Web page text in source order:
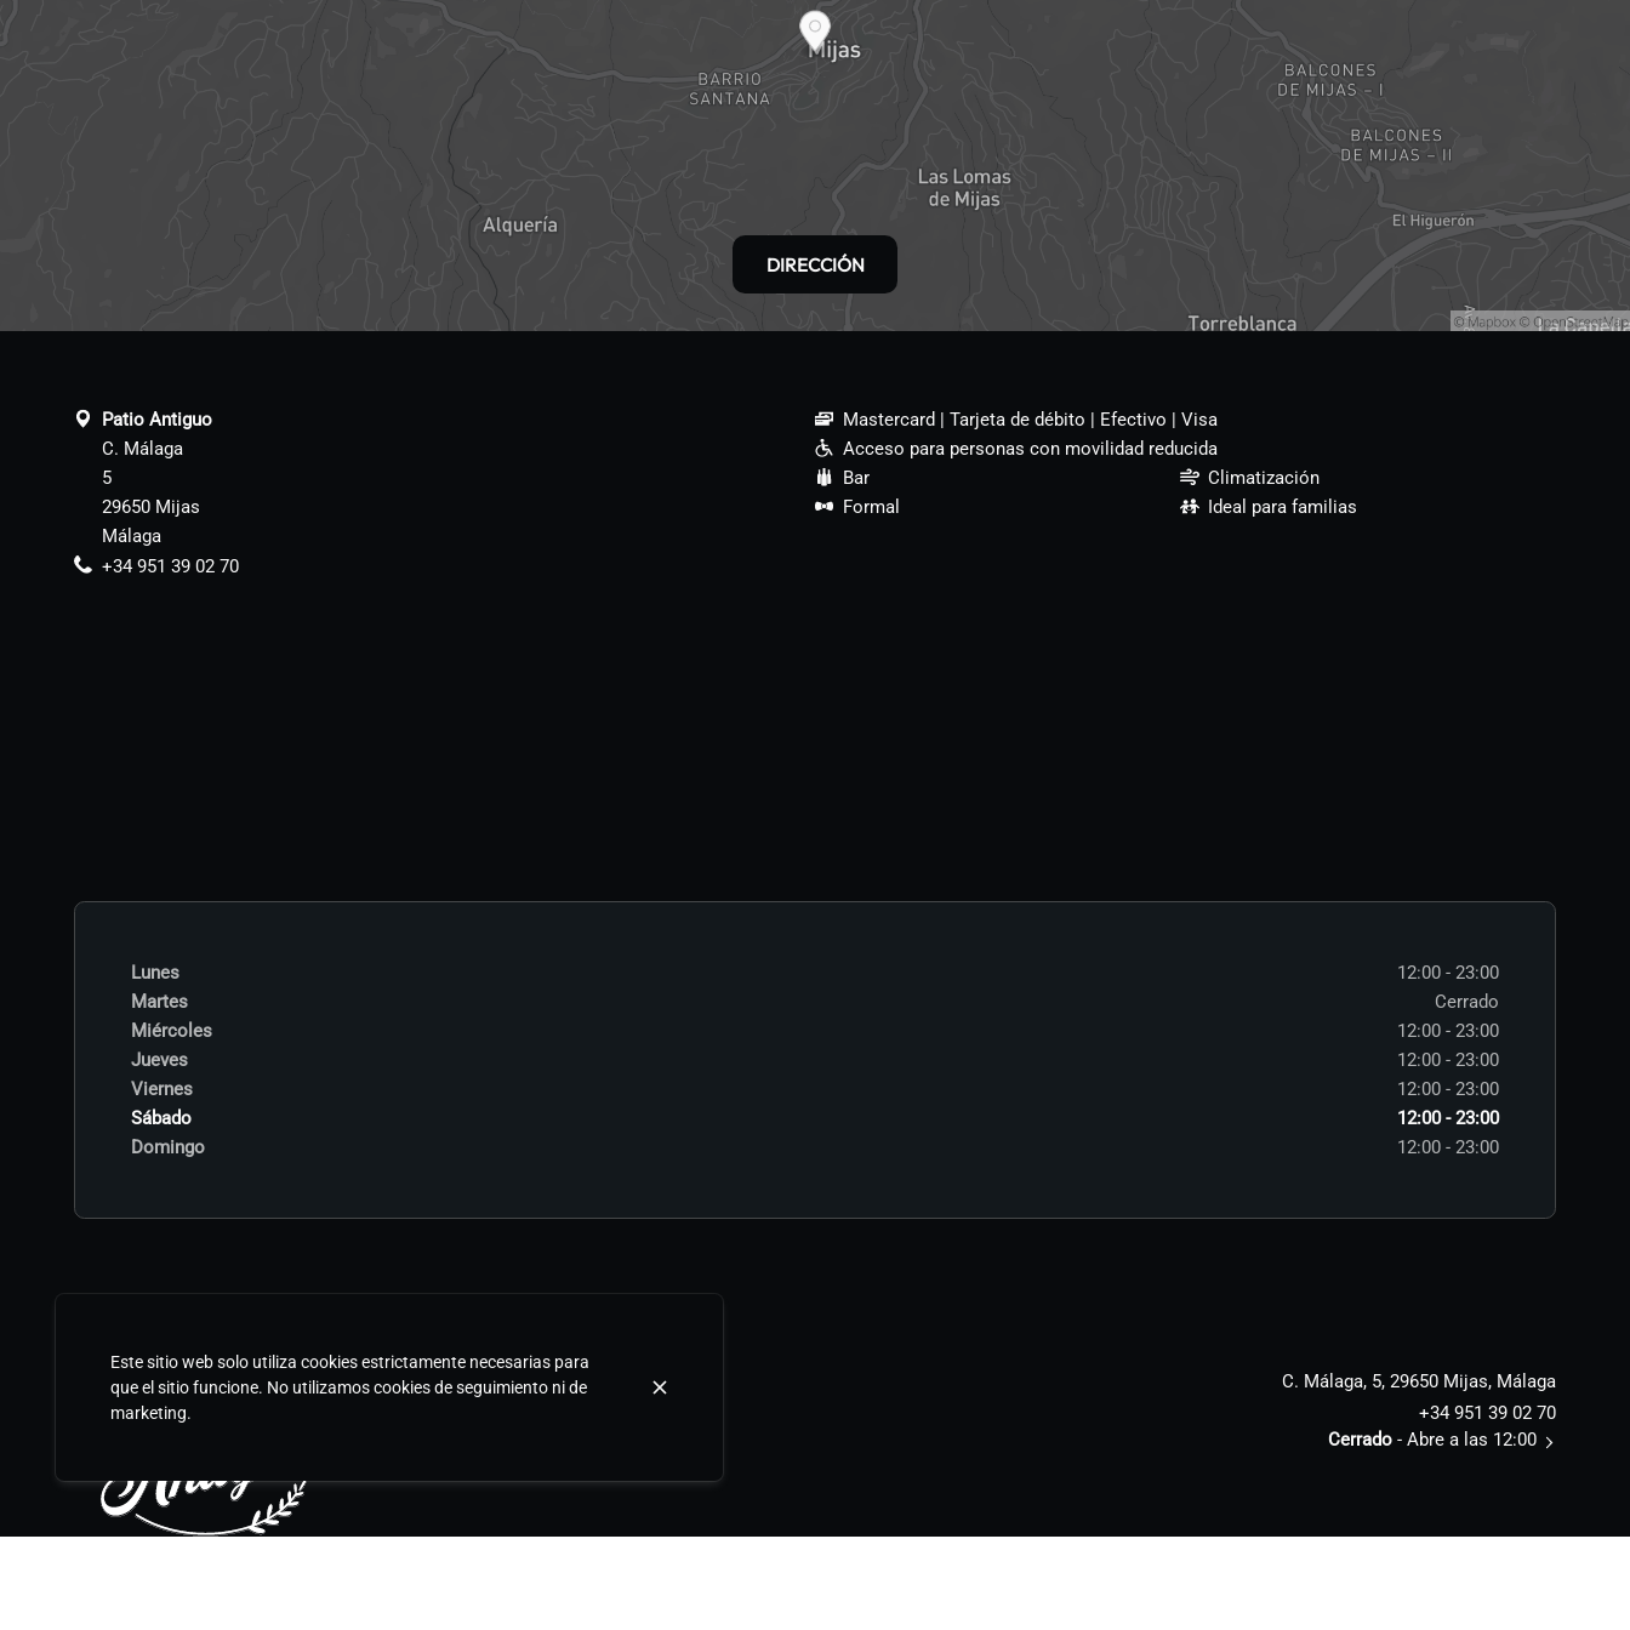
DIRECCIÓN
Patio Antiguo
C. Málaga
5
29650 Mijas
Málaga
+34 951 39 02 70
Mastercard Tarjeta de débito Efectivo
Visa
Acceso para personas con movilidad reducida
Bar
Climatización
Formal
Ideal para familias
Lunes
12:00 - 23:00
Martes
Cerrado
Miércoles
12:00 - 23:00
Jueves
12:00 - 23:00
Viernes
12:00 - 23:00
Sábado
12:00 - 23:00
Domingo
12:00 - 23:00
C. Málaga, 5, 29650 Mijas, Málaga
+34 951 39 02 70
Cerrado- Abre a las 12:00
Este sitio web solo utiliza cookies estrictamente necesarias para
que el sitio funcione. No utilizamos cookies de seguimiento ni de
marketing.